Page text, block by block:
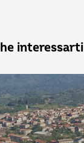
interessarti